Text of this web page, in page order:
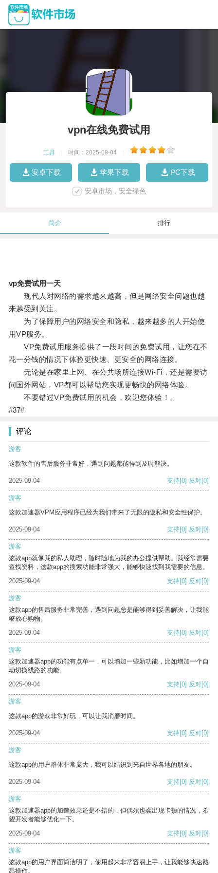
vpn在线免费试用
工具 时间：2025-09-04
安卓下载 苹果下载 PC下载
安卓市场，安全绿色
简介 排行
vp免费试用一天
现代人对网络的需求越来越高，但是网络安全问题也越
来越受到关注。
为了保障用户的网络安全和隐私，越来越多的人开始使
用VP服务。
VP免费试用服务提供了一段时间的免费试用，让您在不
花一分钱的情况下体验更快速、更安全的网络连接。
无论是在家里上网、在公共场所连接Wi-Fi，还是需要访
问国外网站，VP都可以帮助您实现更畅快的网络体验。
不要错过VP免费试用的机会，欢迎您体验！。
#37#
评论
游客
这款软件的售后服务非常好，遇到问题都能得到及时解决。
2025-09-04 支持[0] 反对[0]
游客
这款加速器VPM应用程序已经为我们带来了无限的隐私和安全性保护。
2025-09-04 支持[0] 反对[0]
游客
这款app就像我的私人助理，随时随地为我的办公提供帮助。我经常需要
查找资料，这款app的搜索功能非常强大，能够快速找到我需要的信息。
2025-09-04
支持[0] 反对[0]
游客
这款app的售后服务非常完善，遇到问题总是能够得到妥善解决，让我能
够放心购物。
2025-09-04
支持[0] 反对[0]
游客
这款加速器app的功能有点单一，可以增加一些新功能，比如增加一个自
动切换线路的功能。
2025-09-04
支持[0] 反对[0]
游客
这款app的游戏非常好玩，可以让我消磨时间。
2025-09-04 支持[0] 反对[0]
游客
这款app的用户群体非常庞大，我可以结识到来自世界各地的朋友。
2025-09-04 支持[0] 反对[0]
游客
这款加速器app的加速效果还是不错的，但偶尔也会出现卡顿的情况，希
望开发者能够优化一下。
2025-09-04
支持[0] 反对[0]
游客
这款app的用户界面简洁明了，使用起来非常容易上手，让我能够快速熟
悉操作。